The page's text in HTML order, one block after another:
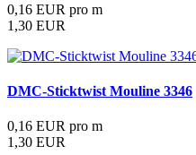
0,16 EUR pro m
1,30 EUR
DMC-Sticktwist Mouline 3346
0,16 EUR pro m
1,30 EUR